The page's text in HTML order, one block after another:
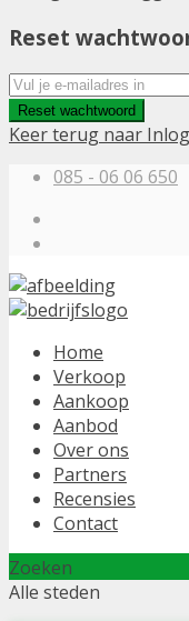
Reset
Reset wachtwoord
Keer terug naar
085 - 06 06 650
Home
Verkoop
Aankoop
Aanbod
Over ons
Partners
Recensies
Contact
Zoeken
Alle steden